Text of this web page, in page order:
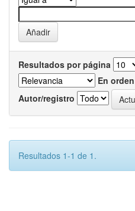
Resultados por página
En orden
Autor/registro
Resultados 1-1 de 1.